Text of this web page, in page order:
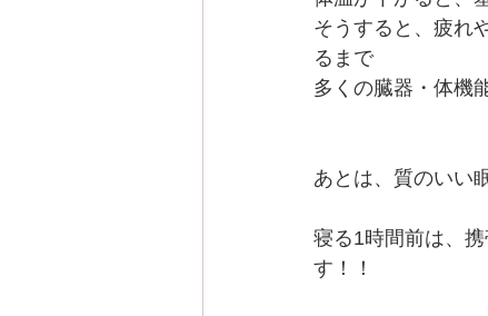
そうすると、疲れ
るまで
多くの臓器・体機
あとは、質のいい
寝る1時間前は、
す！！